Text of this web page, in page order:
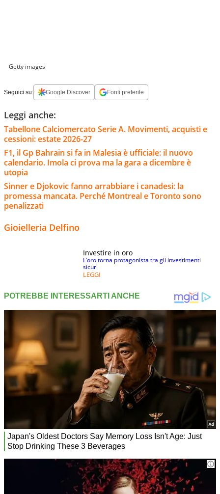
Getty images
Seguici su: Google Discover Fonti preferite
Leggi anche:
Tabellone Calciomercato Serie A. Movimenti, acquisti e
cessioni: estate 2026-27
F1, il Gp Bahrain si fa in Malesia è ufficiale: il nuovo
calendario. Imola ci prova ma la gara a dicembre è
utopia
Sinner e Djokovic fanno arrabbiare i canadesi: la
promessa mancata. Perché Montreal e Toronto sono
penalizzati
Gioielleria Delfino
Investire in oro
L’oro torna protagonista tra gli investimenti
sicuri
LEGGI